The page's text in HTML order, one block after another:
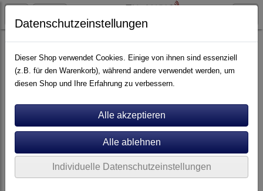
Artikel nach Marken A - E Audes
Datenschutzeinstellungen
Dieser Shop verwendet Cookies. Einige von ihnen sind essenziell
(z.B. für den Warenkorb), während andere verwendet werden, um
diesen Shop und Ihre Erfahrung zu verbessern.
Individuelle Datenschutzeinstellungen